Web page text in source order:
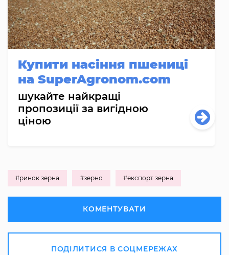
Купити насіння пшениці
на SuperAgronom.com
шукайте найкращі
пропозиції за вигідною
ціною
#ринок зерна #зерно #експорт зерна
КОМЕНТУВАТИ
ПОДІЛИТИСЯ В СОЦМЕРЕЖАХ